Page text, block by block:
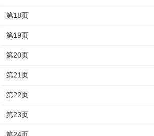
第18页
第19页
第20页
第21页
第22页
第23页